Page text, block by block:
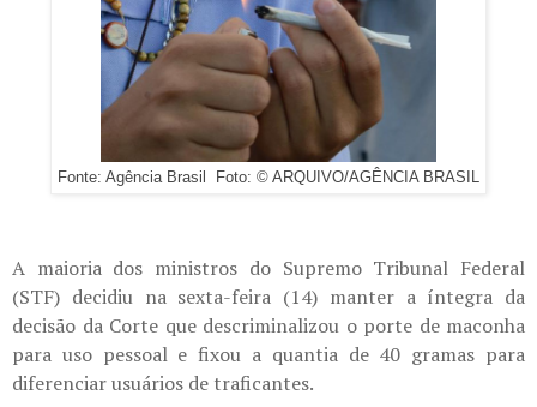
Fonte: Agência Brasil Foto: © ARQUIVO/AGÊNCIA BRASIL
A maioria dos ministros do Supremo Tribunal Federal
(STF) decidiu na sexta-feira (14) manter a íntegra da
decisão da Corte que descriminalizou o porte de maconha
para uso pessoal e fixou a quantia de 40 gramas para
diferenciar usuários de traficantes.